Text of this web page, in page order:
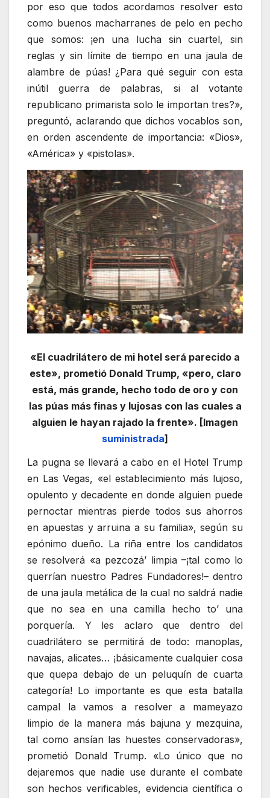
por eso que todos acordamos resolver esto
como buenos macharranes de pelo en pecho
que somos: ¡en una lucha sin cuartel, sin
reglas y sin límite de tiempo en una jaula de
alambre de púas! ¿Para qué seguir con esta
inútil guerra de palabras, si al votante
republicano primarista solo le importan tres?»,
preguntó, aclarando que dichos vocablos son,
en orden ascendente de importancia: «Dios»,
«América» y «pistolas».
«El cuadrilátero de mi hotel será parecido a
este», prometió Donald Trump, «pero, claro
está, más grande, hecho todo de oro y con
las púas más finas y lujosas con las cuales a
alguien le hayan rajado la frente». [Imagen
suministrada]
La pugna se llevará a cabo en el Hotel Trump
en Las Vegas, «el establecimiento más lujoso,
opulento y decadente en donde alguien puede
pernoctar mientras pierde todos sus ahorros
en apuestas y arruina a su familia», según su
epónimo dueño. La riña entre los candidatos
se resolverá «a pezcozá’ limpia –¡tal como lo
querrían nuestro Padres Fundadores!– dentro
de una jaula metálica de la cual no saldrá nadie
que no sea en una camilla hecho to’ una
porquería. Y les aclaro que dentro del
cuadrilátero se permitirá de todo: manoplas,
navajas, alicates… ¡básicamente cualquier cosa
que quepa debajo de un peluquín de cuarta
categoría! Lo importante es que esta batalla
campal la vamos a resolver a mameyazo
limpio de la manera más bajuna y mezquina,
tal como ansían las huestes conservadoras»,
prometió Donald Trump. «Lo único que no
dejaremos que nadie use durante el combate
son hechos verificables, evidencia científica o